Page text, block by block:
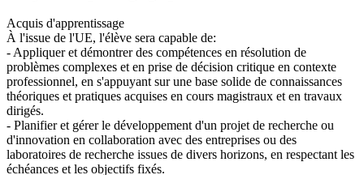
Acquis d'apprentissage
À l'issue de l'UE, l'élève sera capable de:
- Appliquer et démontrer des compétences en résolution de
problèmes complexes et en prise de décision critique en contexte
professionnel, en s'appuyant sur une base solide de connaissances
théoriques et pratiques acquises en cours magistraux et en travaux
dirigés.
- Planifier et gérer le développement d'un projet de recherche ou
d'innovation en collaboration avec des entreprises ou des
laboratoires de recherche issues de divers horizons, en respectant les
échéances et les objectifs fixés.